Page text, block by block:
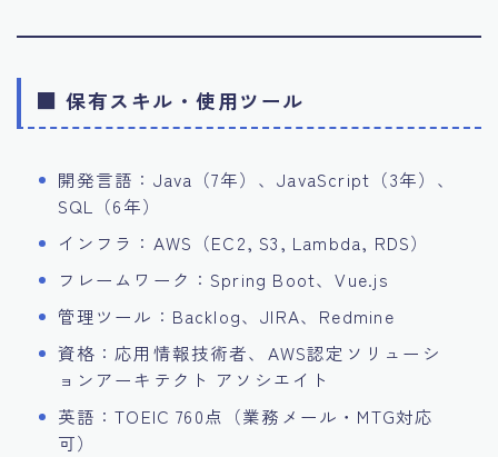
■ 保有スキル・使用ツール
開発言語：Java（7年）、JavaScript（3年）、
SQL（6年）
インフラ：AWS（EC2, S3, Lambda, RDS）
フレームワーク：Spring Boot、Vue.js
管理ツール：Backlog、JIRA、Redmine
資格：応用情報技術者、AWS認定ソリューシ
ョンアーキテクト アソシエイト
英語：TOEIC 760点（業務メール・MTG対応
可）